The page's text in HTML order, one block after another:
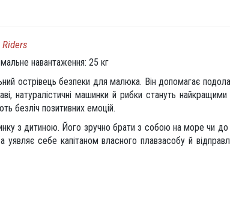
навантаження: 25 кг
острівець безпеки для малюка. Він допомагає
натуралістичні машинки й рибки стануть
безліч позитивних емоцій.
з дитиною. Його зручно брати з собою на море чи до
себе капітаном власного плавзасобу й